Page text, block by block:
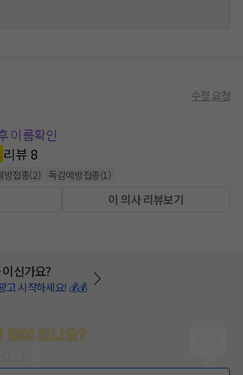
수정 요청
이름확인
리뷰8
방접종(2) 독감예방접종(1 )
이 의사 리뷰보기
이신가요?
고 시작하세요! 💰💰
점이 있나요?